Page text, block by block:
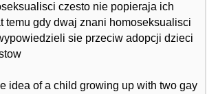
czesto nie popieraja ich
temu gdy dwaj znani homoseksualisci
sie przeciw adopcji dzieci
idea of a child growing up with two gay